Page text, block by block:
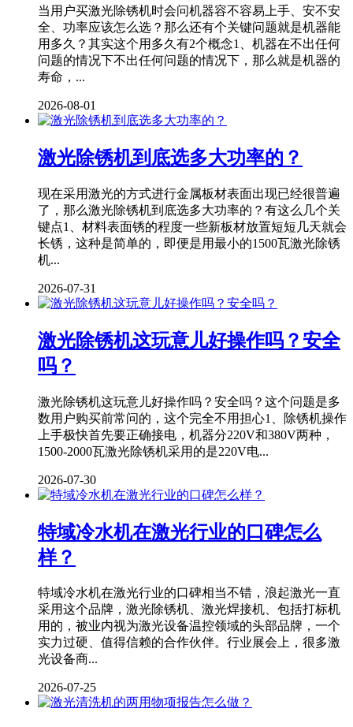
当用户买激光除锈机时会问机器容不容易上手、安不安
全、功率应该怎么选？那么还有个关键问题就是机器能
用多久？其实这个用多久有2个概念1、机器在不出任何
问题的情况下不出任何问题的情况下，那么就是机器的
寿命，...
2026-08-01
激光除锈机到底选多大功率的？
现在采用激光的方式进行金属板材表面出现已经很普遍
了，那么激光除锈机到底选多大功率的？有这么几个关
键点1、材料表面锈的程度一些新板材放置短短几天就会
长锈，这种是简单的，即便是用最小的1500瓦激光除锈
机...
2026-07-31
激光除锈机这玩意儿好操作吗？安全
吗？
激光除锈机这玩意儿好操作吗？安全吗？这个问题是多
数用户购买前常问的，这个完全不用担心1、除锈机操作
上手极快首先要正确接电，机器分220V和380V两种，
1500-2000瓦激光除锈机采用的是220V电...
2026-07-30
特域冷水机在激光行业的口碑怎么
样？
特域冷水机在激光行业的口碑相当不错，浪起激光一直
采用这个品牌，激光除锈机、激光焊接机、包括打标机
用的，被业内视为激光设备温控领域的头部品牌，一个
实力过硬、值得信赖的合作伙伴。行业展会上，很多激
光设备商...
2026-07-25